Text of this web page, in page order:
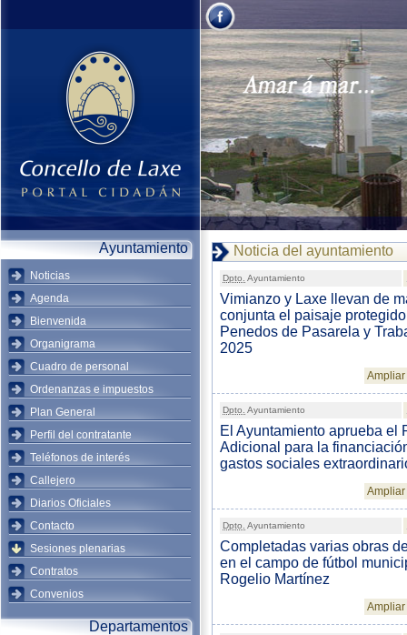
Ayuntamiento
Noticias
Agenda
Bienvenida
Organigrama
Cuadro de personal
Ordenanzas e impuestos
Plan General
Perfil del contratante
Teléfonos de interés
Callejero
Diarios Oficiales
Contacto
Sesiones plenarias
Contratos
Convenios
Departamentos
Noticia del ayuntamiento
Dpto. Ayuntamiento
Vimianzo y Laxe llevan de
conjunta el paisaje
Penedos de Pasarela y
2025
Dpto. Ayuntamiento
El Ayuntamiento aprueba el
Adicional para la
gastos sociales
Dpto. Ayuntamiento
Completadas varias obras
en el campo de fútbol
Rogelio Martínez